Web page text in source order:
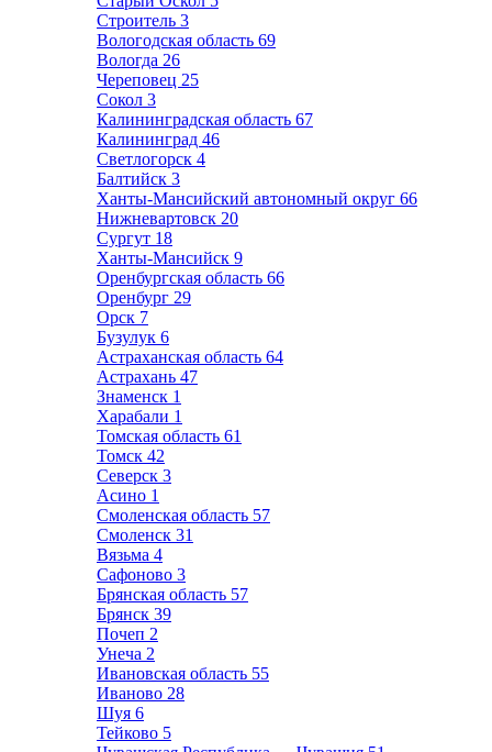
Строитель 3
Вологодская область 69
Вологда 26
Череповец 25
Сокол 3
Калининградская область 67
Калининград 46
Светлогорск 4
Балтийск 3
Ханты-Мансийский автономный округ 66
Нижневартовск 20
Сургут 18
Ханты-Мансийск 9
Оренбургская область 66
Оренбург 29
Орск 7
Бузулук 6
Астраханская область 64
Астрахань 47
Знаменск 1
Харабали 1
Томская область 61
Томск 42
Северск 3
Асино 1
Смоленская область 57
Смоленск 31
Вязьма 4
Сафоново 3
Брянская область 57
Брянск 39
Почеп 2
Унеча 2
Ивановская область 55
Иваново 28
Шуя 6
Тейково 5